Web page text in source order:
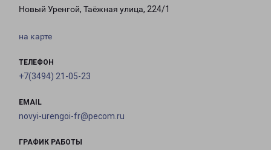
Новый Уренгой, Таёжная улица, 224/1
на карте
ТЕЛЕФОН
+7(3494) 21-05-23
EMAIL
novyi-urengoi-fr@pecom.ru
ГРАФИК РАБОТЫ